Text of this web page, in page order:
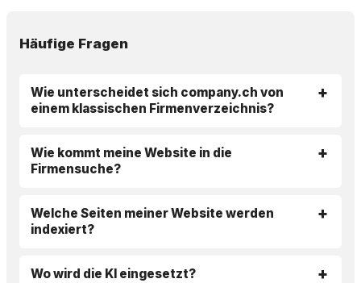
Häufige Fragen
Wie unterscheidet sich company.ch von
einem klassischen Firmenverzeichnis?
Wie kommt meine Website in die
Firmensuche?
Welche Seiten meiner Website werden
indexiert?
Wo wird die KI eingesetzt?